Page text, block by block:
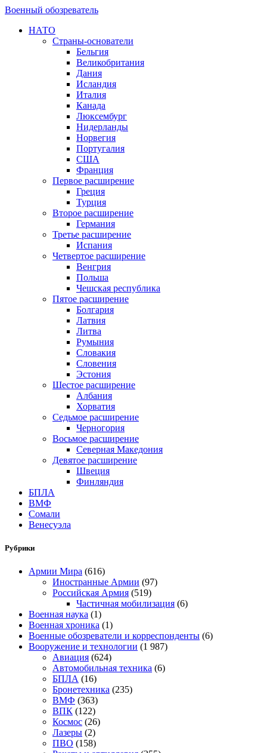
Военный обозреватель
НАТО
Страны-основатели
Бельгия
Великобритания
Дания
Исландия
Италия
Канада
Люксембург
Нидерланды
Норвегия
Португалия
США
Франция
Первое расширение
Греция
Турция
Второе расширение
Германия
Третье расширение
Испания
Четвертое расширение
Венгрия
Польша
Чешская республика
Пятое расширение
Болгария
Латвия
Литва
Румыния
Словакия
Словения
Эстония
Шестое расширение
Албания
Хорватия
Седьмое расширение
Черногория
Восьмое расширение
Северная Македония
Девятое расширение
Швеция
Финляндия
БПЛА
ВМФ
Сомали
Венесуэла
Рубрики
Армии Мира (616)
Иностранные Армии (97)
Российская Армия (519)
Частичная мобилизация (6)
Военная наука (1)
Военная хроника (1)
Военные обозреватели и корреспонденты (6)
Вооружение и технологии (1 987)
Авиация (624)
Автомобильная техника (6)
БПЛА (16)
Бронетехника (235)
ВМФ (363)
ВПК (122)
Космос (26)
Лазеры (2)
ПВО (158)